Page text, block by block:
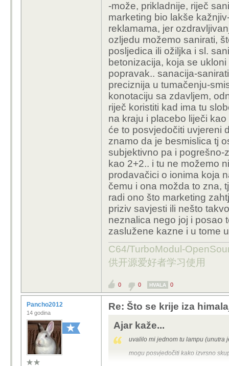
-može, prikladnije, riječ
marketing bio lakše
reklamama, jer
ozljedu možemo sanirati,
posljedica ili ožiljka i sl.
betonizacija, koja se
popravak.. sanacija-
preciznija u tumačenju-
konotaciju sa zdavljem,
riječ koristiti kad ima tu
na kraju i placebo liječi
će to posvjedočiti uvjereni
znamo da je besmislica tj
subjektivno pa i pogrešno-
kao 2+2.. i tu ne možemo
prodavačici o ionima koja
čemu i ona možda to zna,
radi ono što marketing
priziv savjesti ili nešto
neznalica nego joj i posao
zaslužene kazne i u tome
C64/TurboModul-
供开源爱好者学习使用
0 0 HVALA 0
Pancho2012
14 godina
Re: Što se krije iza
Ajar kaže...
uvalilo mi jednom tu lampu (unutra
mogu posvjedočiti kako izvrsno